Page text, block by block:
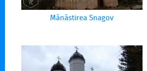
Mănăstirea Snagov